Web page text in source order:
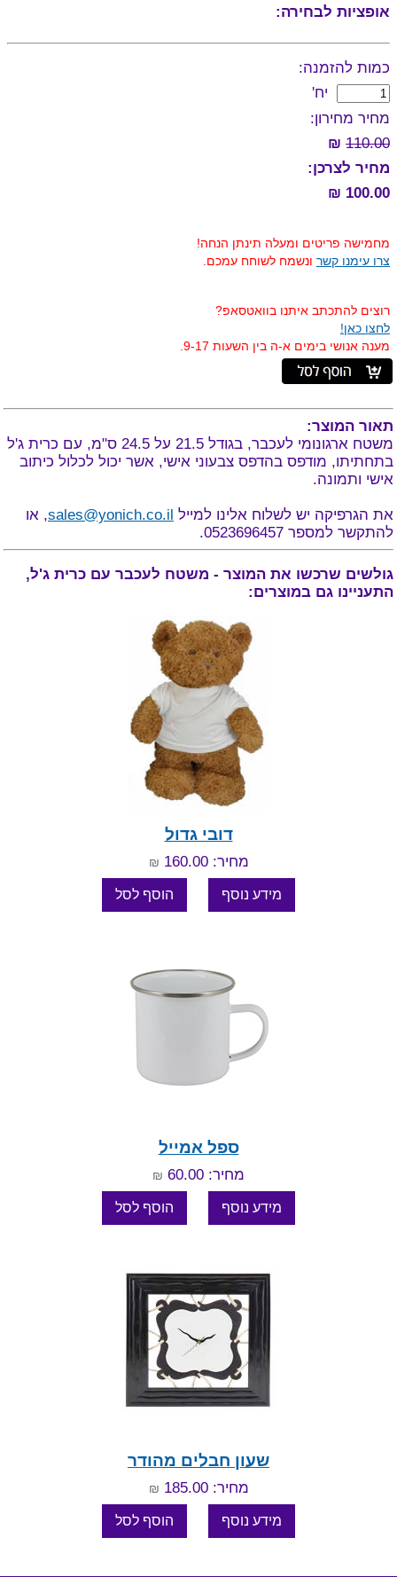
אופציות לבחירה:
כמות להזמנה:
יח'
מחיר מחירון:
110.00
₪
מחיר לצרכן:
100.00 ₪
מחמישה פריטים ומעלה תינתן הנחה!
צרו עימנו קשר ונשמח לשוחח עמכם.
רוצים להתכתב איתנו בוואטסאפ?
לחצו כאן!
מענה אנושי בימים א-ה בין השעות 9-17.
תאור המוצר:
משטח ארגונומי לעכבר, בגודל 21.5 על 24.5 ס"מ, עם כרית ג'ל
בתחתיתו, מודפס בהדפס צבעוני אישי, אשר יכול לכלול כיתוב
אישי ותמונה.
את הגרפיקה יש לשלוח אלינו למייל sales@yonich.co.il, או
להתקשר למספר 0523696457.
גולשים שרכשו את המוצר - משטח לעכבר עם כרית ג'ל,
התעניינו גם במוצרים:
דובי גדול
מחיר: 160.00 ₪
ספל אמייל
מחיר: 60.00 ₪
שעון חבלים מהודר
מחיר: 185.00 ₪